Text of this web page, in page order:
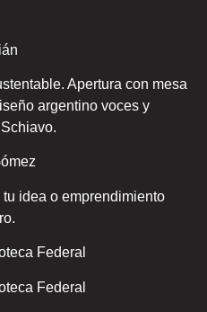
Apertura con mesa
argentino voces y
idea o emprendimiento
Federal
Federal